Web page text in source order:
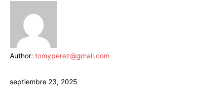
Author: tomyperez@gmail.com
septiembre 23, 2025